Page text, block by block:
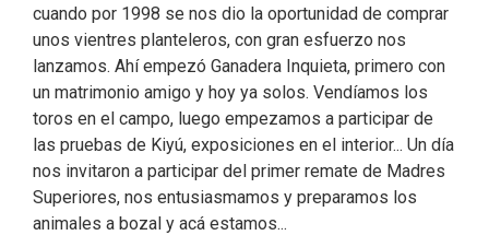
cuando por 1998 se nos dio la oportunidad de comprar
unos vientres planteleros, con gran esfuerzo nos
lanzamos. Ahí empezó Ganadera Inquieta, primero con
un matrimonio amigo y hoy ya solos. Vendíamos los
toros en el campo, luego empezamos a participar de
las pruebas de Kiyú, exposiciones en el interior... Un día
nos invitaron a participar del primer remate de Madres
Superiores, nos entusiasmamos y preparamos los
animales a bozal y acá estamos...